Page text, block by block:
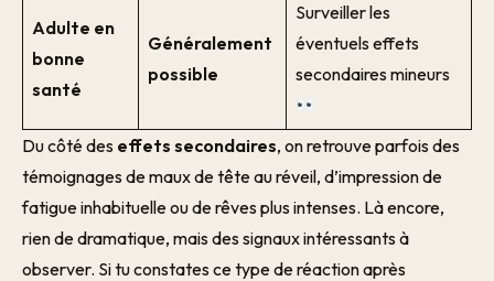
Adulte en
bonne
santé
Généralement
possible
Surveiller les
éventuels effets
secondaires mineurs
Du côté des effets secondaires, on retrouve parfois des
témoignages de maux de tête au réveil, d’impression de
fatigue inhabituelle ou de rêves plus intenses. Là encore,
rien de dramatique, mais des signaux intéressants à
observer. Si tu constates ce type de réaction après